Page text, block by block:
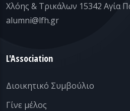
Χλόης & Τρικάλων 15342 Αγία
alumni@lfh.gr
L'Association
Διοικητικό Συμβούλιο
Γίνε μέλος